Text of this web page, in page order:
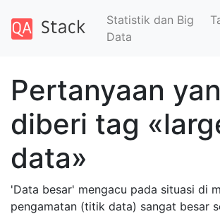
Statistik dan Big
Data
Pertanyaan
diberi tag
data»
'Data besar' mengacu pada situasi di
pengamatan (titik data) sangat besar